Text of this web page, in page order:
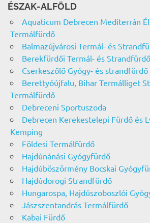
ÉSZAK-ALFÖLD
Aquaticum Debrecen Mediterrán
Termálfürdő
Balmazújvárosi Termál- és
Berekfürdői Termál- és Strandfürdő
Cserkeszőlő Gyógy- és strandfürdő
Berettyóújfalu, Bihar Termálliget
Termálfürdő
Debreceni Sportuszoda
Debrecen Kerekestelepi Fürdő és
Kemping
Földesi Termálfürdő
Hajdúnánási Gyógyfürdő
Hajdúböszörmény Bocskai
Hajdúdorogi Strandfürdő
Hungarospa, Hajdúszoboszlói
Jászszentandrás Termálfürdő
Kabai Fürdő